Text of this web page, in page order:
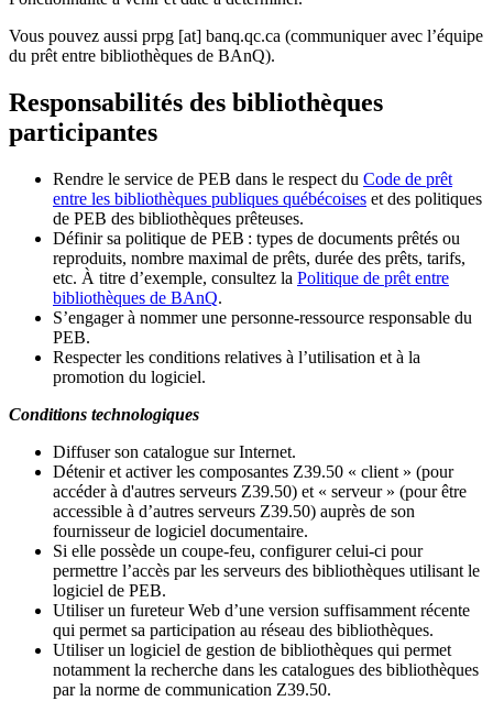
Vous pouvez aussi prpg [at] banq.qc.ca (communiquer avec l’équipe
du prêt entre bibliothèques de BAnQ).
Responsabilités des bibliothèques
participantes
Rendre le service de PEB dans le respect du Code de prêt
entre les bibliothèques publiques québécoises et des politiques
de PEB des bibliothèques prêteuses.
Définir sa politique de PEB : types de documents prêtés ou
reproduits, nombre maximal de prêts, durée des prêts, tarifs,
etc. À titre d’exemple, consultez la Politique de prêt entre
bibliothèques de BAnQ.
S’engager à nommer une personne-ressource responsable du
PEB.
Respecter les conditions relatives à l’utilisation et à la
promotion du logiciel.
Conditions technologiques
Diffuser son catalogue sur Internet.
Détenir et activer les composantes Z39.50 « client » (pour
accéder à d'autres serveurs Z39.50) et « serveur » (pour être
accessible à d’autres serveurs Z39.50) auprès de son
fournisseur de logiciel documentaire.
Si elle possède un coupe-feu, configurer celui-ci pour
permettre l’accès par les serveurs des bibliothèques utilisant le
logiciel de PEB.
Utiliser un fureteur Web d’une version suffisamment récente
qui permet sa participation au réseau des bibliothèques.
Utiliser un logiciel de gestion de bibliothèques qui permet
notamment la recherche dans les catalogues des bibliothèques
par la norme de communication Z39.50.